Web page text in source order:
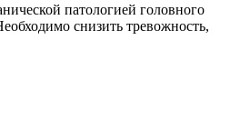
патологией головного
снизить тревожность,